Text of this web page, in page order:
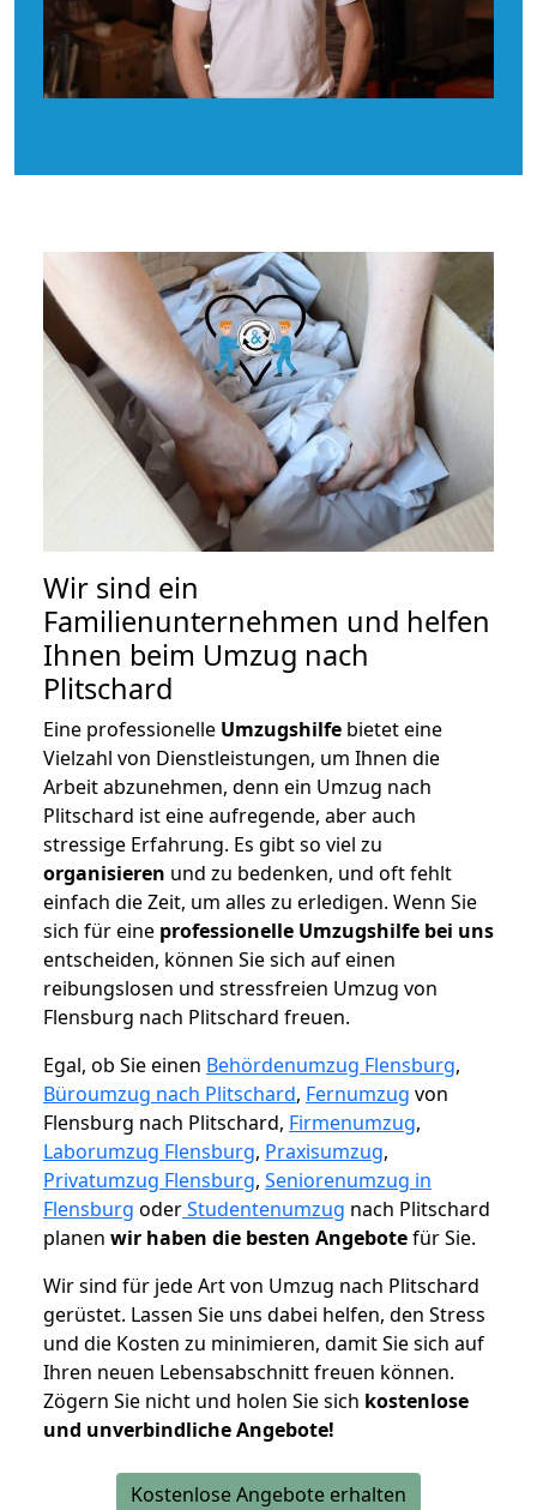
Wir sind ein
Familienunternehmen und helfen
Ihnen beim Umzug nach
Plitschard
Eine professionelle Umzugshilfe bietet eine
Vielzahl von Dienstleistungen, um Ihnen die
Arbeit abzunehmen, denn ein Umzug nach
Plitschard ist eine aufregende, aber auch
stressige Erfahrung. Es gibt so viel zu
organisieren und zu bedenken, und oft fehlt
einfach die Zeit, um alles zu erledigen. Wenn Sie
sich für eine professionelle Umzugshilfe bei uns
entscheiden, können Sie sich auf einen
reibungslosen und stressfreien Umzug von
Flensburg nach Plitschard freuen.
Egal, ob Sie einen Behördenumzug Flensburg,
Büroumzug nach Plitschard, Fernumzug von
Flensburg nach Plitschard, Firmenumzug,
Laborumzug Flensburg, Praxisumzug,
Privatumzug Flensburg, Seniorenumzug in
Flensburg oderStudentenumzug nach Plitschard
planen wir haben die besten Angebotefür Sie.
Wir sind für jede Art von Umzug nach Plitschard
gerüstet. Lassen Sie uns dabei helfen, den Stress
und die Kosten zu minimieren, damit Sie sich auf
Ihren neuen Lebensabschnitt freuen können.
Zögern Sie nicht und holen Sie sich kostenlose
und unverbindliche Angebote!
Kostenlose Angebote erhalten